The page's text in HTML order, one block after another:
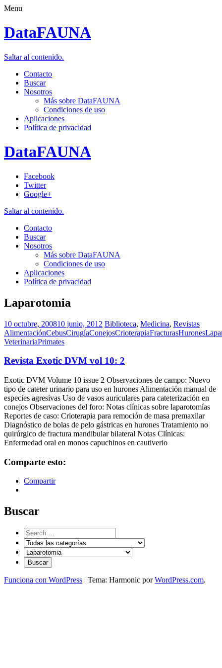
Menu
DataFAUNA
Saltar al contenido.
Contacto
Buscar
Nosotros
Más sobre DataFAUNA
Condiciones de uso
Aplicaciones
Política de privacidad
DataFAUNA
Facebook
Twitter
Google+
Saltar al contenido.
Contacto
Buscar
Nosotros
Más sobre DataFAUNA
Condiciones de uso
Aplicaciones
Política de privacidad
Laparotomia
10 octubre, 200810 junio, 2012 Biblioteca, Medicina, Revistas
AlimentaciónCebusCirugíaConejosCrioterapiaFracturasHurones
VeterinariaPrimates
Revista Exotic DVM vol 10: 2
Exotic DVM Volume 10 issue 2 Observaciones de campo: Nuevo
tipo de cateter urinario para uso en hurones Alimentación manual de
especies agresivas Uso de vasos auriculares para cateterización en
conejos Observaciones del foro: Notas clínicas sobre laparotomías
Reportes de caso: Crioterapia para remoción de masa premaxilar
Diagnóstico de bolas de pelo gástricas en hurones Tratamiento no
quirúrgico de fractura mandibular bilateral Notas Clínicas:
Enfermedad oral en monos capuchinos en cautiverio
Comparte esto:
Compartir
Buscar
Funciona con WordPress | Tema: Harmonic porWordPress.com.